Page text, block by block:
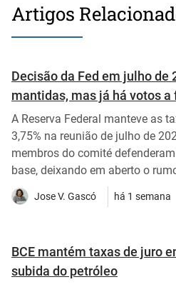
Artigos
Decisão da Fed em julho de
mantidas, mas já há votos a
A Reserva Federal manteve as
3,75% na reunião de julho de
membros do comité
base, deixando em aberto o
Jose V. Gascó há 1 semana
BCE mantém taxas de juro
subida do petróleo